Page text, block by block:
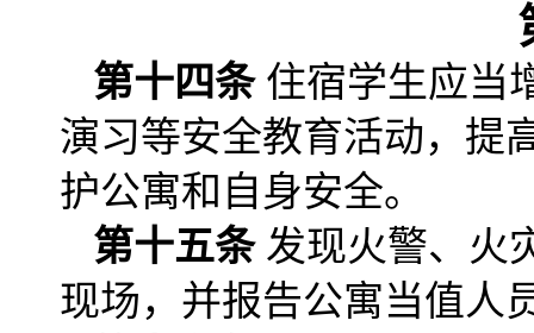
第十四条 住宿学生应当
演习等安全教育活动，提
护公寓和自身安全。
第十五条 发现火警、火
现场，并报告公寓当值人